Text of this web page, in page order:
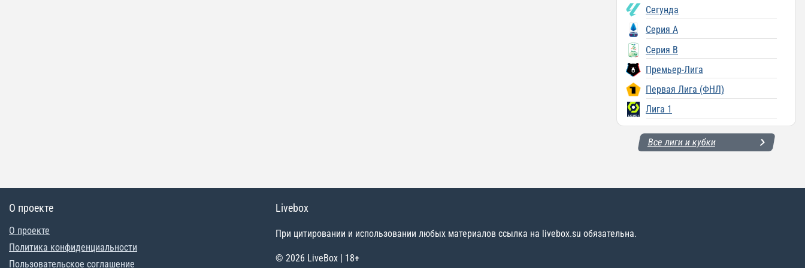
Сегунда
Серия A
Серия B
Премьер-Лига
Первая Лига (ФНЛ)
Лига 1
Все лиги и кубки
О проекте
О проекте
Политика конфиденциальности
Пользовательское соглашение
Livebox
При цитировании и использовании любых материалов ссылка на livebox.su обязательна.
© 2026 LiveBox | 18+